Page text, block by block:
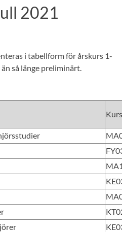
2021
i tabellform för årskurs 1-
så länge preliminärt.